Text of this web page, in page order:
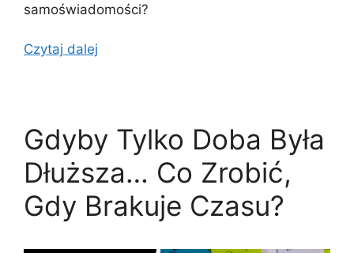
samoświadomości?
Czytaj dalej
Gdyby Tylko Doba Była
Dłuższa… Co Zrobić,
Gdy Brakuje Czasu?